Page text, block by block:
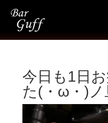
今日も1日
た(・ω・)ノ